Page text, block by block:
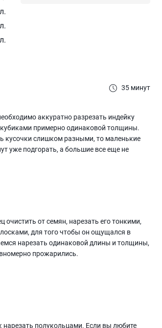
35 минут
аккуратно разрезать индейку
примерно одинаковой толщины.
кусочки слишком разными, то маленькие
уже подгорать, а большие все еще не
очистить от семян, нарезать его тонкими,
для того чтобы он ощущался в
нарезать одинаковой длины и толщины,
прожарились.
нарезать полукольцами. Если вы любите